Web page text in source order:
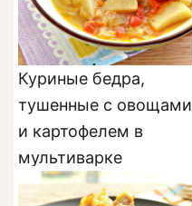
Куриные бедра,
тушенные с овощами
и картофелем в
мультиварке